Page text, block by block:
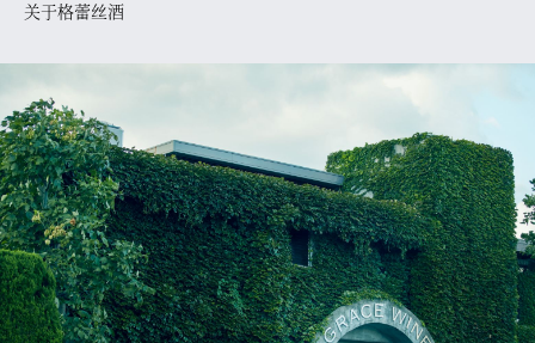
关于格蕾丝酒